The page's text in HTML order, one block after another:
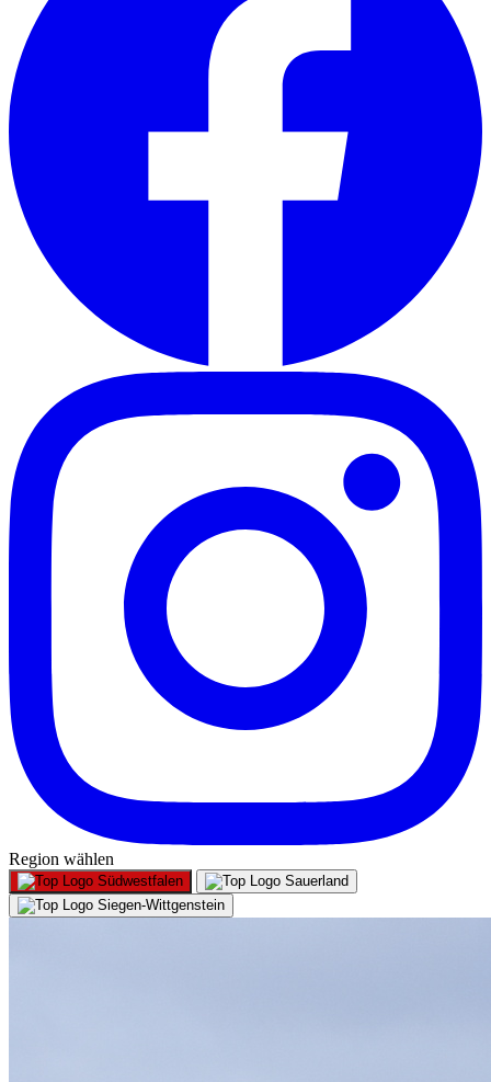
Region wählen
Südwestfalen
Sauerland
Siegen-Wittgenstein